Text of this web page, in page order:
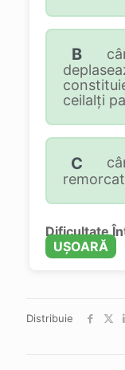
B
ceilalţi
C
Dificultate
UȘOARĂ
Distribuie